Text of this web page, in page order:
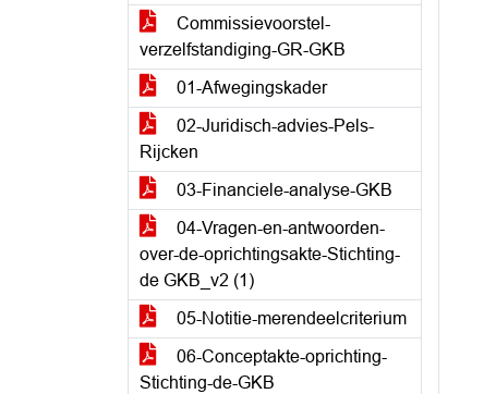
Commissievoorstel-
verzelfstandiging-GR-GKB
01-Afwegingskader
02-Juridisch-advies-Pels-
Rijcken
03-Financiele-analyse-GKB
04-Vragen-en-antwoorden-
over-de-oprichtingsakte-Stichting-
de GKB_v2 (1)
05-Notitie-merendeelcriterium
06-Conceptakte-oprichting-
Stichting-de-GKB